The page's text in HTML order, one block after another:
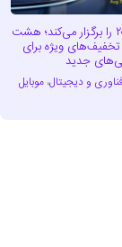
پوکو کارناوال ۲۰۲۶ را برگزار می‌کند؛ هشت
ویژه برای
جدید
فناوری و دیجیتال،موبایل